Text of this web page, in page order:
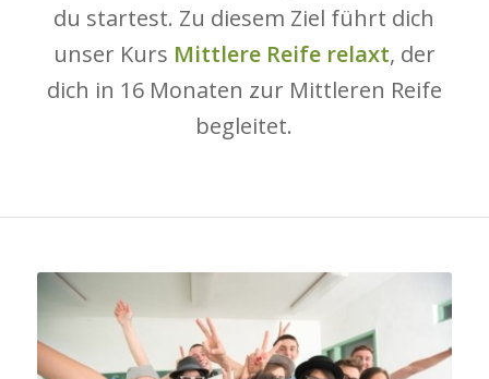
du startest. Zu diesem Ziel führt dich
unser Kurs Mittlere Reife relaxt, der
dich in 16 Monaten zur Mittleren Reife
begleitet.